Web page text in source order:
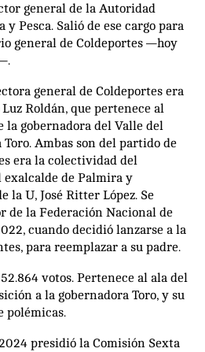
general de la Autoridad
Pesca. Salió de ese cargo para
general de Coldeportes —hoy
general de Coldeportes era
Roldán, que pertenece al
la gobernadora del Valle del
Ambas son del partido de
era la colectividad del
exalcalde de Palmira y
la U, José Ritter López. Se
la Federación Nacional de
cuando decidió lanzarse a la
para reemplazar a su padre.
votos. Pertenece al ala del
a la gobernadora Toro, y su
polémicas.
presidió la Comisión Sexta